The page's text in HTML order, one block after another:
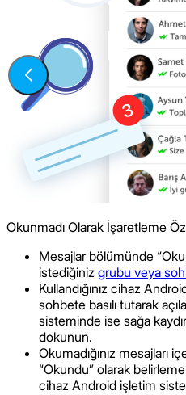
Okunmadı Olarak İşaretleme
Mesajlar bölümünde
istediğiniz grubu veya
Kullandığınız cihaz
sohbete basılı tutarak
sisteminde ise sağa
dokunun.
Okumadığınız mesajları
“Okundu” olarak
cihaz Android işletim